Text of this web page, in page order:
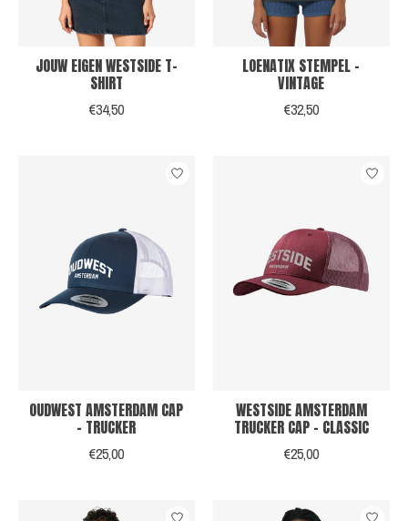
JOUW EIGEN WESTSIDE T-
SHIRT
€34,50
LOENATIX STEMPEL -
VINTAGE
€32,50
OUDWEST AMSTERDAM CAP
- TRUCKER
€25,00
WESTSIDE AMSTERDAM
TRUCKER CAP - CLASSIC
€25,00